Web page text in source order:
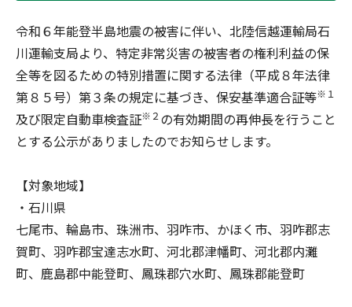
令和６年能登半島地震の被害に伴い、北陸信越運輸局石
川運輸支局より、特定非常災害の被害者の権利利益の保
全等を図るための特別措置に関する法律（平成８年法律
第８５号）第３条の規定に基づき、保安基準適合証等※１
及び限定自動車検査証※２ の有効期間の再伸長を行うこと
とする公示がありましたのでお知らせします。
【対象地域】
・石川県
七尾市、輪島市、珠洲市、羽咋市、かほく市、羽咋郡志
賀町、羽咋郡宝達志水町、河北郡津幡町、河北郡内灘
町、鹿島郡中能登町、鳳珠郡穴水町、鳳珠郡能登町